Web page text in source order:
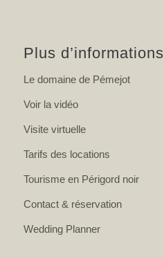
Plus d’informations
Le domaine de Pémejot
Voir la vidéo
Visite virtuelle
Tarifs des locations
Tourisme en Périgord noir
Contact & réservation
Wedding Planner